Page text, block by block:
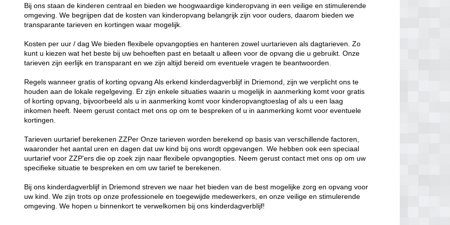
Bij ons staan de kinderen centraal en bieden we hoogwaardige kinderopvang in een veilige en stimulerende
omgeving. We begrijpen dat de kosten van kinderopvang belangrijk zijn voor ouders, daarom bieden we
transparante tarieven en kortingen waar mogelijk.
Kosten per uur / dag We bieden flexibele opvangopties en hanteren zowel uurtarieven als dagtarieven. Zo
kunt u kiezen wat het beste bij uw behoeften past en betaalt u alleen voor de opvang die u gebruikt. Onze
tarieven zijn eerlijk en transparant en we zijn altijd bereid om eventuele vragen te beantwoorden.
Regels wanneer gratis of korting opvang Als erkend kinderdagverblijf in Driemond, zijn we verplicht ons te
houden aan de lokale regelgeving. Er zijn enkele situaties waarin u mogelijk in aanmerking komt voor gratis
of korting opvang, bijvoorbeeld als u in aanmerking komt voor kinderopvangtoeslag of als u een laag
inkomen heeft. Neem gerust contact met ons op om te bespreken of u in aanmerking komt voor eventuele
kortingen.
Tarieven uurtarief berekenen ZZPer Onze tarieven worden berekend op basis van verschillende factoren,
waaronder het aantal uren en dagen dat uw kind bij ons wordt opgevangen. We hebben ook een speciaal
uurtarief voor ZZP'ers die op zoek zijn naar flexibele opvangopties. Neem gerust contact met ons op om uw
specifieke situatie te bespreken en om uw tarief te berekenen.
Bij ons kinderdagverblijf in Driemond streven we naar het bieden van de best mogelijke zorg en opvang voor
uw kind. We zijn trots op onze professionele en toegewijde medewerkers, en onze veilige en stimulerende
omgeving. We hopen u binnenkort te verwelkomen bij ons kinderdagverblijf!